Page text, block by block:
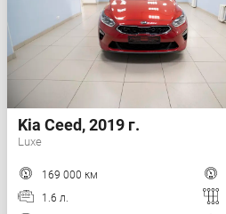
Kia Ceed, 2019 г.
Luxe
169 000 км
1.6 л.